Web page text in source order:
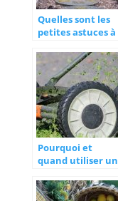
Quelles sont les
petites astuces à
avoir un beau
jardin ?
Pourquoi et
quand utiliser un
électrique ?